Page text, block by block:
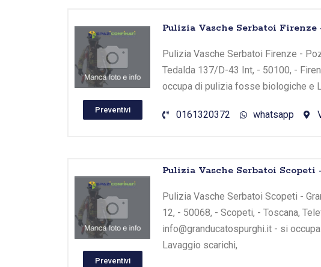
Preventivi
Pulizia Vasche Serbatoi Firenze
Pulizia Vasche Serbatoi Firenze -
Tedalda 137/D-43 Int, - 50100, -
occupa di pulizia fosse biologiche e
0161320372 whatsapp
Preventivi
Pulizia Vasche Serbatoi Scopeti
Pulizia Vasche Serbatoi Scopeti -
12, - 50068, - Scopeti, - Toscana,
info@granducatospurghi.it - si
Lavaggio scarichi,